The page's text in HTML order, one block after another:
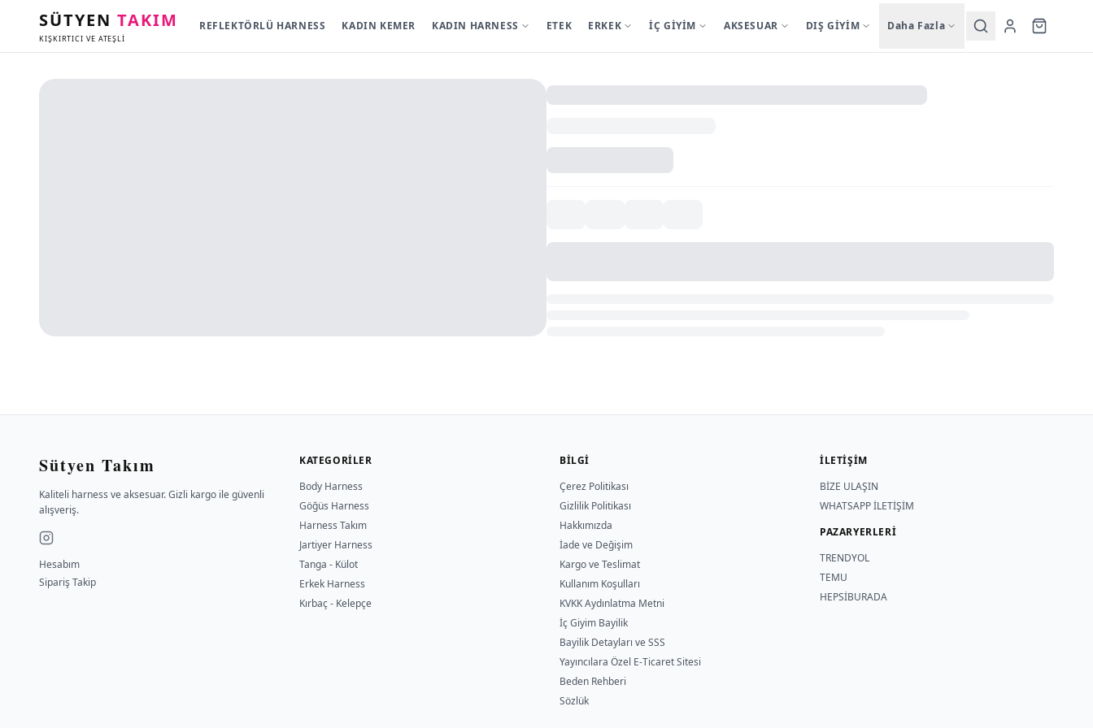
SÜTYEN TAKIM
KIŞKIRTICI VE ATEŞLİ
REFLEKTÖRLÜ HARNESS KADIN KEMER KADIN HARNESS ETEK ERKEK İÇ GİYİM AKSESUAR DIŞ GİYİM Daha Fazla
Sütyen Takım
Kaliteli harness ve aksesuar. Gizli kargo ile güvenli
alışveriş.
Hesabım
Sipariş Takip
KATEGORILER
Body Harness
Göğüs Harness
Harness Takım
Jartiyer Harness
Tanga - Külot
Erkek Harness
Kırbaç - Kelepçe
BILGI
Çerez Politikası
Gizlilik Politikası
Hakkımızda
İade ve Değişim
Kargo ve Teslimat
Kullanım Koşulları
KVKK Aydınlatma Metni
İç Giyim Bayilik
Bayilik Detayları ve SSS
Yayıncılara Özel E-Ticaret Sitesi
Beden Rehberi
Sözlük
İLETİŞİM
BİZE ULAŞIN
WHATSAPP İLETİŞİM
PAZARYERLERİ
TRENDYOL
TEMU
HEPSİBURADA